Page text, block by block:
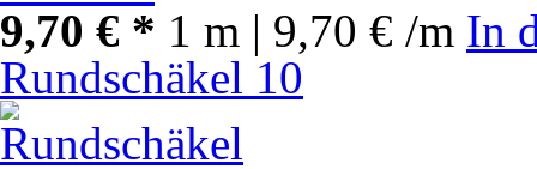
9,70 € * 1 m | 9,70 € /m In
Rundschäkel 10